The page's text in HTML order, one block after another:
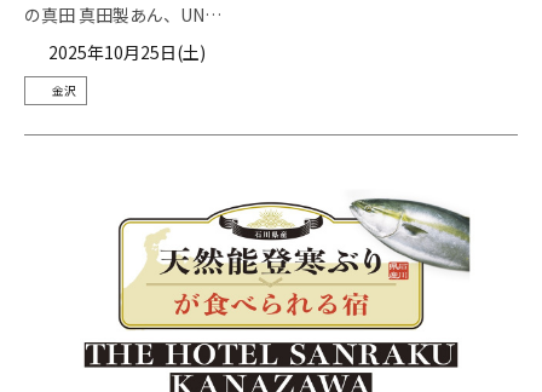
の真田 真田製あん、UN…
2025年10月25日(土)
金沢